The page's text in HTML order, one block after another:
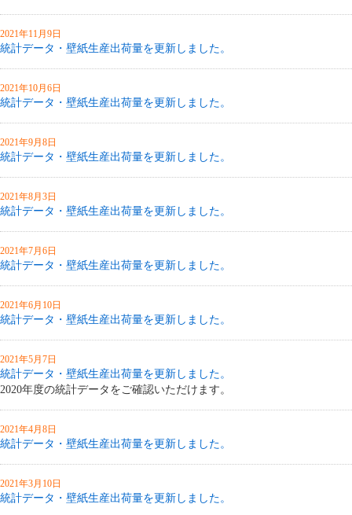
2021年11月9日
統計データ・壁紙生産出荷量を更新しました。
2021年10月6日
統計データ・壁紙生産出荷量を更新しました。
2021年9月8日
統計データ・壁紙生産出荷量を更新しました。
2021年8月3日
統計データ・壁紙生産出荷量を更新しました。
2021年7月6日
統計データ・壁紙生産出荷量を更新しました。
2021年6月10日
統計データ・壁紙生産出荷量を更新しました。
2021年5月7日
統計データ・壁紙生産出荷量を更新しました。
2020年度の統計データをご確認いただけます。
2021年4月8日
統計データ・壁紙生産出荷量を更新しました。
2021年3月10日
統計データ・壁紙生産出荷量を更新しました。